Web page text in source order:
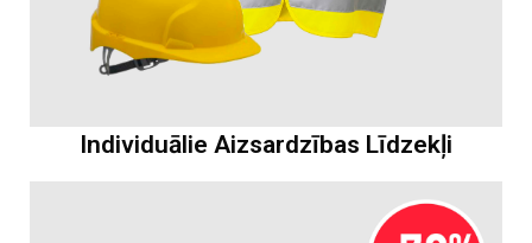
Individuālie Aizsardzības Līdzekļi